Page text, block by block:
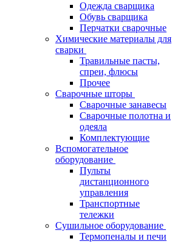
Одежда сварщика
Обувь сварщика
Перчатки сварочные
Химические материалы для
сварки
Травильные пасты,
спреи, флюсы
Прочее
Сварочные шторы
Сварочные занавесы
Сварочные полотна и
одеяла
Комплектующие
Вспомогательное
оборудование
Пульты
дистанционного
управления
Транспортные
тележки
Сушильное оборудование
Термопеналы и печи